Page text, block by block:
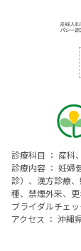
診療科目 ： 産科
診療内容 ： 妊婦
診）、漢方診療
種、禁煙外来、
ブライダルチェ
アクセス ： 沖縄